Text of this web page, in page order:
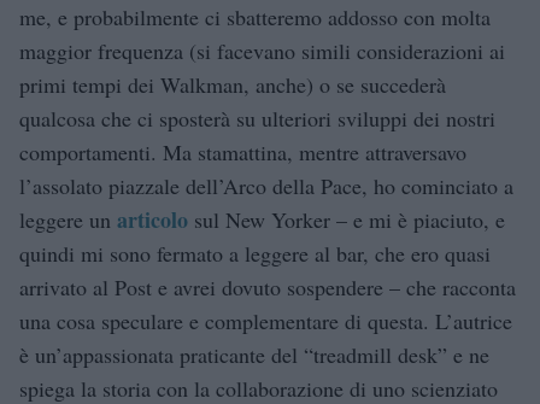
me, e probabilmente ci sbatteremo addosso con molta
maggior frequenza (si facevano simili considerazioni ai
primi tempi dei Walkman, anche) o se succederà
qualcosa che ci sposterà su ulteriori sviluppi dei nostri
comportamenti. Ma stamattina, mentre attraversavo
l’assolato piazzale dell’Arco della Pace, ho cominciato a
leggere un articolo sul New Yorker – e mi è piaciuto, e
quindi mi sono fermato a leggere al bar, che ero quasi
arrivato al Post e avrei dovuto sospendere – che racconta
una cosa speculare e complementare di questa. L’autrice
è un’appassionata praticante del “treadmill desk” e ne
spiega la storia con la collaborazione di uno scienziato